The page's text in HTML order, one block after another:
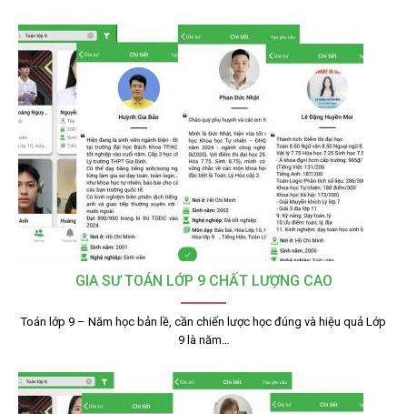
GIA SƯ TOÁN LỚP 9 CHẤT LƯỢNG CAO
Toán lớp 9 – Năm học bản lề, cần chiến lược học đúng và hiệu quả Lớp
9 là năm…